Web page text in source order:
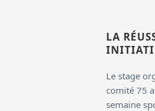
LA
Le stage
comité 75
semaine